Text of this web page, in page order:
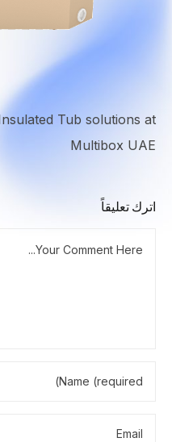
Tub solutions at
Multibox UAE
اترك تعليقاً